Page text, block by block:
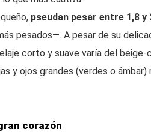
pseudan pesar entre 1,8 y
pesados—. A pesar de su
corto y suave varía del beige-
y ojos grandes (verdes o
corazón